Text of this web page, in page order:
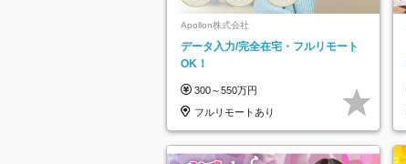
Apollon株式会社
データ入力/完全在宅・フルリモート
OK！
300～550万円
フルリモートあり